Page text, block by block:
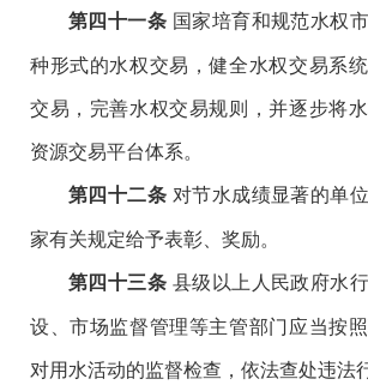
第四十一条 国家培育和规范水权
种形式的水权交易，健全水权交易系
交易，完善水权交易规则，并逐步将
资源交易平台体系。
第四十二条 对节水成绩显著的单
家有关规定给予表彰、奖励。
第四十三条 县级以上人民政府水
设、市场监督管理等主管部门应当按
对用水活动的监督检查，依法查处违法